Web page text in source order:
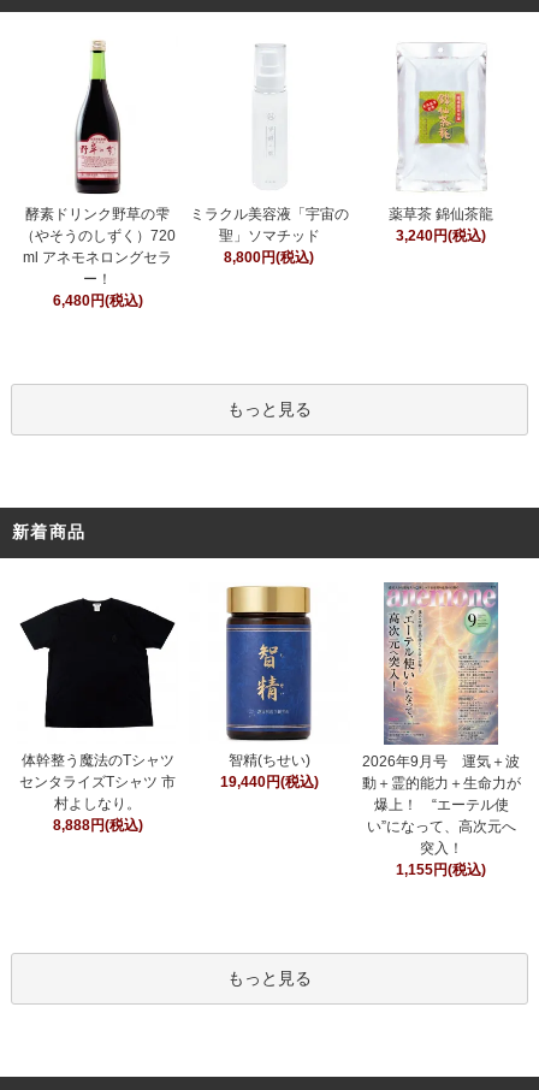
酵素ドリンク野草の雫
（やそうのしずく）720
ml アネモネロングセラ
ー！
6,480円(税込)
ミラクル美容液「宇宙の
聖」ソマチッド
8,800円(税込)
薬草茶 錦仙茶龍
3,240円(税込)
もっと見る
新着商品
体幹整う魔法のTシャツ
センタライズTシャツ 市
村よしなり。
8,888円(税込)
智精(ちせい)
19,440円(税込)
2026年9月号 運気＋波
動＋霊的能力＋生命力が
爆上！ “エーテル使
い”になって、高次元へ
突入！
1,155円(税込)
もっと見る